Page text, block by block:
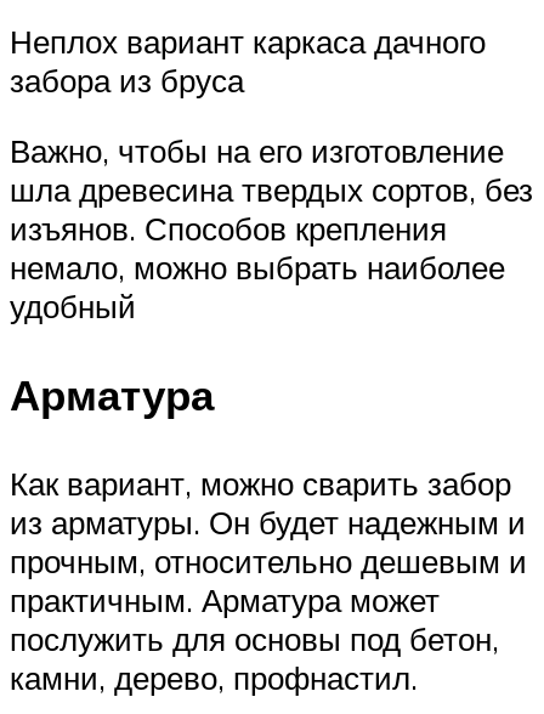
Неплох вариант каркаса дачного
забора из бруса
Важно, чтобы на его изготовление
шла древесина твердых сортов, без
изъянов. Способов крепления
немало, можно выбрать наиболее
удобный
Арматура
Как вариант, можно сварить забор
из арматуры. Он будет надежным и
прочным, относительно дешевым и
практичным. Арматура может
послужить для основы под бетон,
камни, дерево, профнастил.